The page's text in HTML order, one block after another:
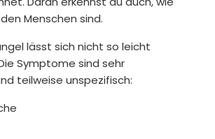
Menschen sind.
lässt sich nicht so leicht
Symptome sind sehr
teilweise unspezifisch: